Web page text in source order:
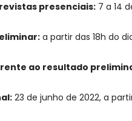
presenciais: 7 a 14
a partir das 18h do
ao resultado
23 de junho de 2022, a